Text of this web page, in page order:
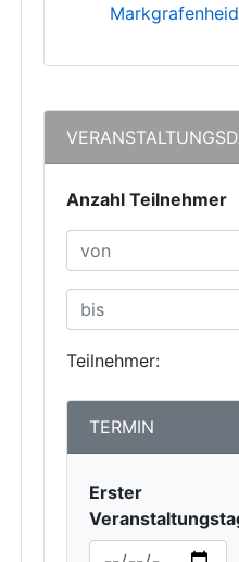
Anzahl Teilnehmer
Teilnehmer:
TERMIN
Erster